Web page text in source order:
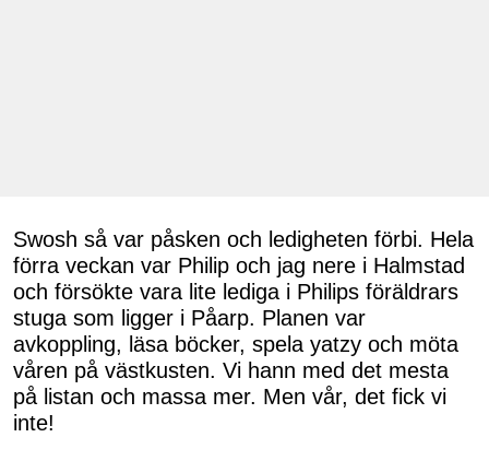
Swosh så var påsken och ledigheten förbi. Hela
förra veckan var Philip och jag nere i Halmstad
och försökte vara lite lediga i Philips föräldrars
stuga som ligger i Påarp. Planen var
avkoppling, läsa böcker, spela yatzy och möta
våren på västkusten. Vi hann med det mesta
på listan och massa mer. Men vår, det fick vi
inte!